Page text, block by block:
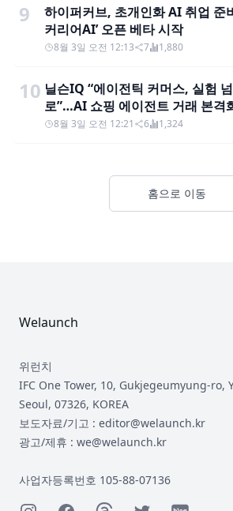
9
하이퍼커브, 초개인화 AI 취업 준
커리어AI’ 오픈 베타 시작
8월 3일 오전 12:13 7 1,880
10 닐슨IQ “에이전틱 커머스, 실험
로”…AI 쇼핑 에이전트 거래 본격
8월 3일 오전 12:21 6 1,324
홈으로 이동
Welaunch
위런치
IFC One Tower, 10, Gukjegeumyung-ro,
Seoul, 07326, KOREA
보도자료/기고 : editor@welaunch.kr
광고/제휴 : we@welaunch.kr
사업자등록번호 105-88-07136